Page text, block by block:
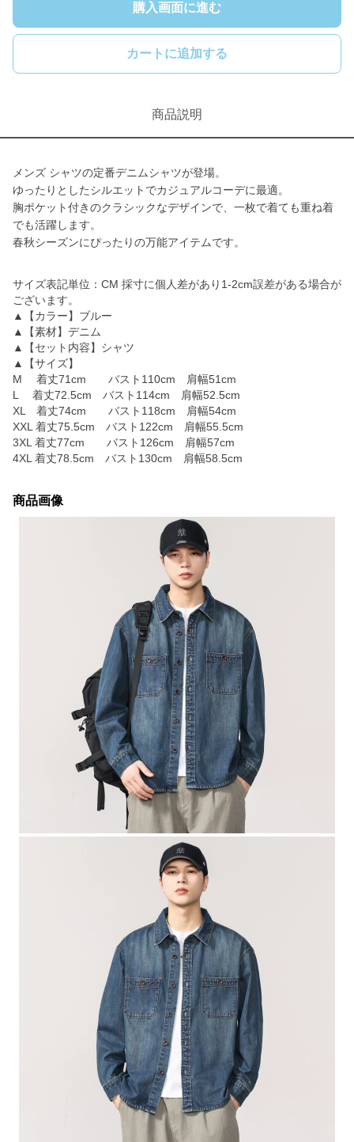
購入画面に進む
カートに追加する
商品説明
メンズ シャツの定番デニムシャツが登場。
ゆったりとしたシルエットでカジュアルコーデに最適。
胸ポケット付きのクラシックなデザインで、一枚で着ても重ね着
でも活躍します。
春秋シーズンにぴったりの万能アイテムです。
サイズ表記単位：CM 採寸に個人差があり1-2cm誤差がある場合が
ございます。
▲【カラー】ブルー
▲【素材】デニム
▲【セット内容】シャツ
▲【サイズ】
M 着丈71cm バスト110cm 肩幅51cm
L 着丈72.5cm バスト114cm 肩幅52.5cm
XL 着丈74cm バスト118cm 肩幅54cm
XXL 着丈75.5cm バスト122cm 肩幅55.5cm
3XL 着丈77cm バスト126cm 肩幅57cm
4XL 着丈78.5cm バスト130cm 肩幅58.5cm
商品画像